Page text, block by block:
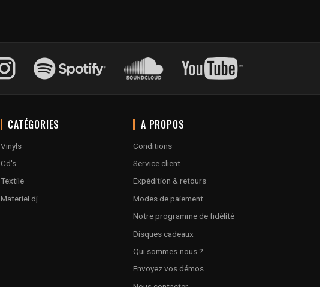
CATÉGORIES
Vinyls
Cd's
Textile
Materiel dj
A PROPOS
Conditions
Service client
Expédition & retours
Modes de paiement
Notre programme de fidélité
Disques cadeaux
Qui sommes-nous ?
Envoyez vos démos